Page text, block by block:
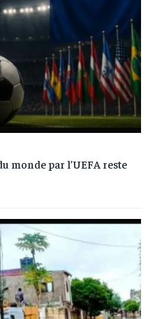
monde par l’UEFA reste